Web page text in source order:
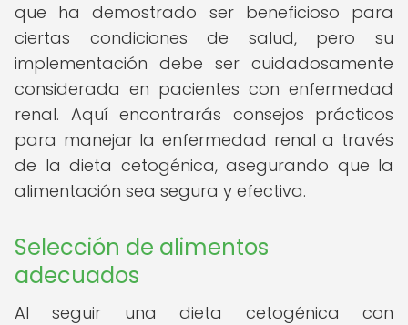
que ha demostrado ser beneficioso para
ciertas condiciones de salud, pero su
implementación debe ser cuidadosamente
considerada en pacientes con enfermedad
renal. Aquí encontrarás consejos prácticos
para manejar la enfermedad renal a través
de la dieta cetogénica, asegurando que la
alimentación sea segura y efectiva.
Selección de alimentos
adecuados
Al seguir una dieta cetogénica con